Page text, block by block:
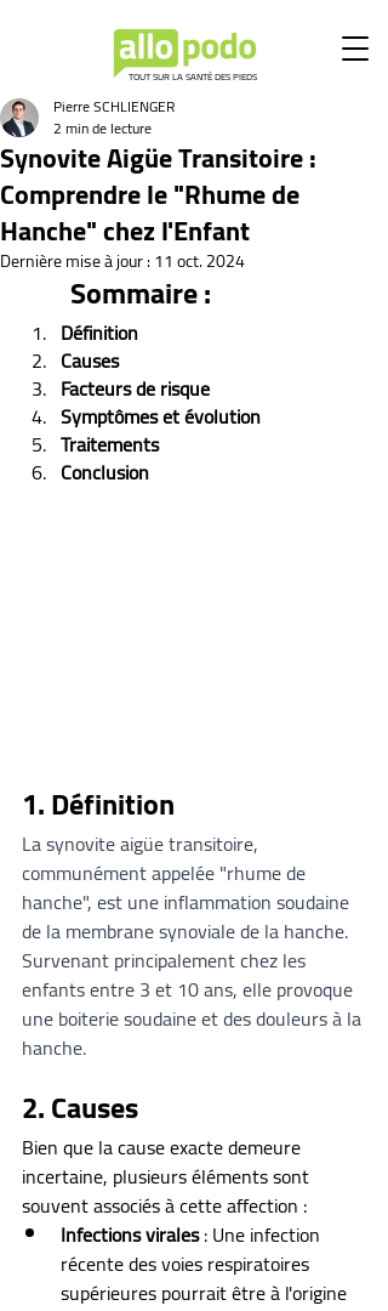
TOUT SUR LA SANTÉ DES PIEDS
Synovite Aigüe Transitoire :
Comprendre le "Rhume de
Hanche" chez l'Enfant
Pierre SCHLIENGER
2 min de lecture
Dernière mise à jour :11 oct. 2024
Sommaire :
Définition
Causes
Facteurs de risque
Symptômes et évolution
Traitements
Conclusion
1. Définition
La synovite aigüe transitoire,
communément appelée "rhume de
hanche", est une inflammation soudaine
de la membrane synoviale de la hanche.
Survenant principalement chez les
enfants entre 3 et 10 ans, elle provoque
une boiterie soudaine et des douleurs à la
hanche.
2. Causes
Bien que la cause exacte demeure
incertaine, plusieurs éléments sont
souvent associés à cette affection :
Infections virales : Une infection
récente des voies respiratoires
supérieures pourrait être à l'origine